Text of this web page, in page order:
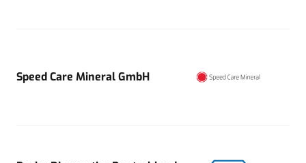
Speed Care Mineral GmbH